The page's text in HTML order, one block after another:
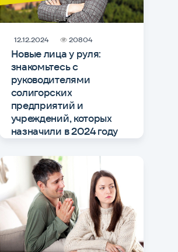
Новые лица у руля:
знакомьтесь с
руководителями
солигорских
предприятий и
учреждений, которых
назначили в 2024 году
12.12.2024 20804